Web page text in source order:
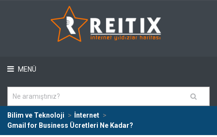
MENÜ
Bilim ve Teknoloji
İnternet
Gmail for Business Ücretleri Ne Kadar?